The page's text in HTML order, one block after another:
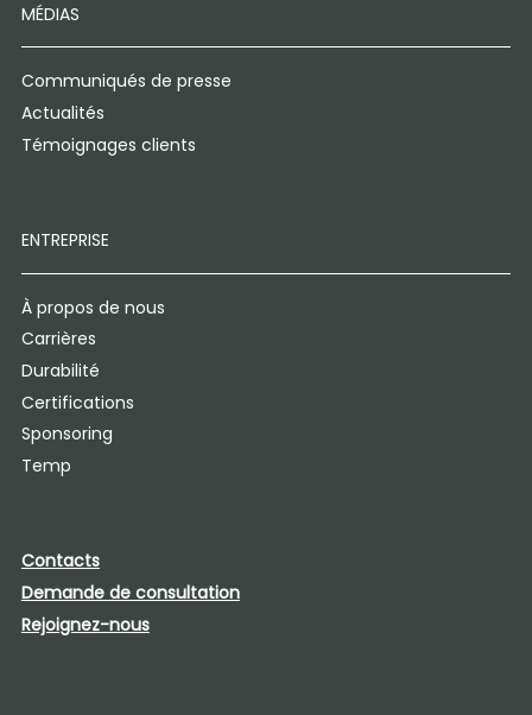
MÉDIAS
Communiqués de presse
Actualités
Témoignages clients
ENTREPRISE
À propos de nous
Carrières
Durabilité
Certifications
Sponsoring
Temp
Contacts
Demande de consultation
Rejoignez-nous